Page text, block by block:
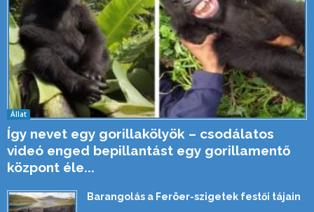
Állat
Így nevet egy gorillakölyök – csodálatos
videó enged bepillantást egy gorillamentő
központ éle...
Barangolás a Feröer-szigetek festői tájain